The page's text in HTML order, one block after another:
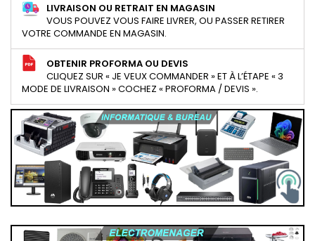
LIVRAISON OU RETRAIT EN MAGASIN
VOUS POUVEZ VOUS FAIRE LIVRER, OU PASSER RETIRER
VOTRE COMMANDE EN MAGASIN.
OBTENIR PROFORMA OU DEVIS
CLIQUEZ SUR « JE VEUX COMMANDER » ET À L’ÉTAPE « 3
MODE DE LIVRAISON » COCHEZ « PROFORMA / DEVIS ».